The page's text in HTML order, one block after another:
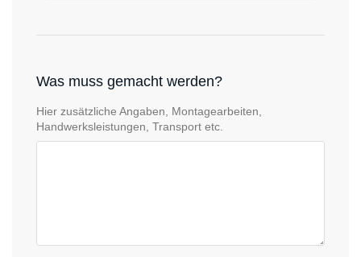
Was muss gemacht werden?
Hier zusätzliche Angaben, Montagearbeiten,
Handwerksleistungen, Transport etc.